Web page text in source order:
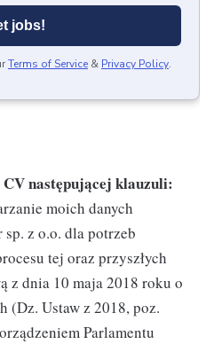
jobs!
Terms of Service & Privacy Policy.
CV następującej klauzuli:
moich danych
sp. z o.o. dla potrzeb
tej oraz przyszłych
z dnia 10 maja 2018 roku o
(Dz. Ustaw z 2018, poz.
Parlamentu